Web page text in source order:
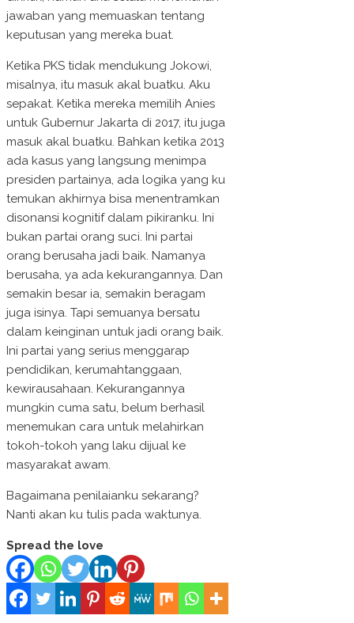
jawaban yang memuaskan tentang
keputusan yang mereka buat.
Ketika PKS tidak mendukung Jokowi,
misalnya, itu masuk akal buatku. Aku
sepakat. Ketika mereka memilih Anies
untuk Gubernur Jakarta di 2017, itu juga
masuk akal buatku. Bahkan ketika 2013
ada kasus yang langsung menimpa
presiden partainya, ada logika yang ku
temukan akhirnya bisa menentramkan
disonansi kognitif dalam pikiranku. Ini
bukan partai orang suci. Ini partai
orang berusaha jadi baik. Namanya
berusaha, ya ada kekurangannya. Dan
semakin besar ia, semakin beragam
juga isinya. Tapi semuanya bersatu
dalam keinginan untuk jadi orang baik.
Ini partai yang serius menggarap
pendidikan, kerumahtanggaan,
kewirausahaan. Kekurangannya
mungkin cuma satu, belum berhasil
menemukan cara untuk melahirkan
tokoh-tokoh yang laku dijual ke
masyarakat awam.
Bagaimana penilaianku sekarang?
Nanti akan ku tulis pada waktunya.
Spread the love